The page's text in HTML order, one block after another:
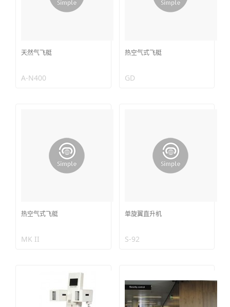
天然气飞艇
A-N400
热空气式飞艇
GD
热空气式飞艇
MK II
单旋翼直升机
S-92